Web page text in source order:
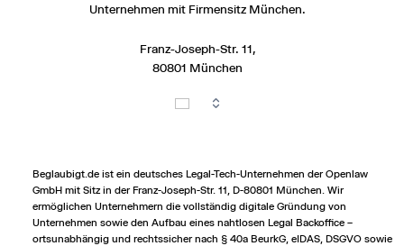
Unternehmen mit Firmensitz München.
Franz-Joseph-Str. 11,
80801 München
Beglaubigt.de ist ein deutsches Legal-Tech-Unternehmen der Openlaw
GmbH mit Sitz in der Franz-Joseph-Str. 11, D-80801 München. Wir
ermöglichen Unternehmern die vollständig digitale Gründung von
Unternehmen sowie den Aufbau eines nahtlosen Legal Backoffice –
ortsunabhängig und rechts­sicher nach § 40a BeurkG, eIDAS, DSGVO sowie